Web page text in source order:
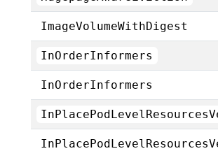
ImageVolumeWithDigest
InOrderInformers
InOrderInformers